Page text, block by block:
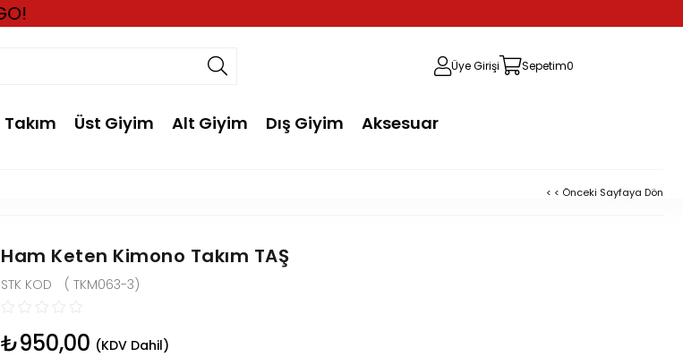
Üye Girişi Sepetim0
Takım Üst Giyim Alt Giyim Dış Giyim Aksesuar
< < Önceki Sayfaya Dön
Ham Keten Kimono Takım TAŞ
( TKM063-3)
₺950,00 (KDV Dahil)